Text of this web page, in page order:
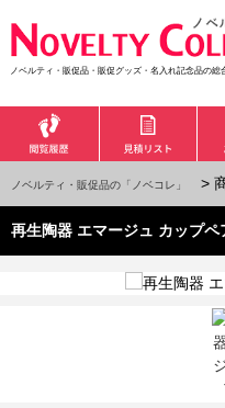
ノベルティ・販促品・販促グッズ・名入れ記念品の総
ノベルティ・販促品の「ノベコレ」 >
再生陶器 エマージュ カップペ